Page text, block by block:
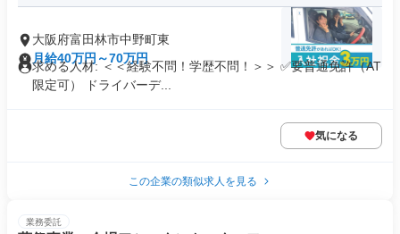
大阪府富田林市中野町東
月給40万円～70万円
求める人材: ＜＜経験不問！学歴不問！＞＞ ✅要普通免許（AT
限定可） ドライバーデ...
気になる
この企業の類似求人を見る
業務委託